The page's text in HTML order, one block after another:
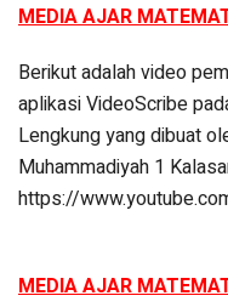
MEDIA AJAR
Berikut adalah video
aplikasi VideoScribe
Lengkung yang dibuat
Muhammadiyah 1
https://
MEDIA AJAR